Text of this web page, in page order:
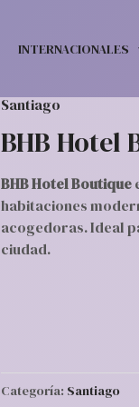
INTERNACIONALES
Santiago
BHB Hotel
BHB Hotel Boutique
habitaciones
acogedoras. Ideal
ciudad.
Categoría: Santiago